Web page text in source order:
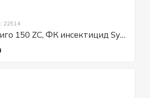
качество плодов и
вегетации. Препараты
на приусадебных
22514
Амплиго 150 ZC, ФК инсектицид Syngenta, 4 мл